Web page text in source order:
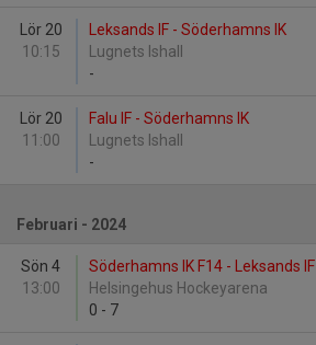
Lör 20
10:15
Leksands IF - Söderhamns IK
Lugnets Ishall
-
Lör 20
11:00
Falu IF - Söderhamns IK
Lugnets Ishall
-
Februari - 2024
Sön 4
13:00
Söderhamns IK F14 - Leksands IF
Helsingehus Hockeyarena
0 - 7